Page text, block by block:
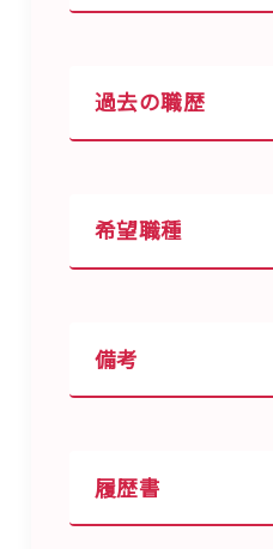
過去の職歴
希望職種
備考
履歴書